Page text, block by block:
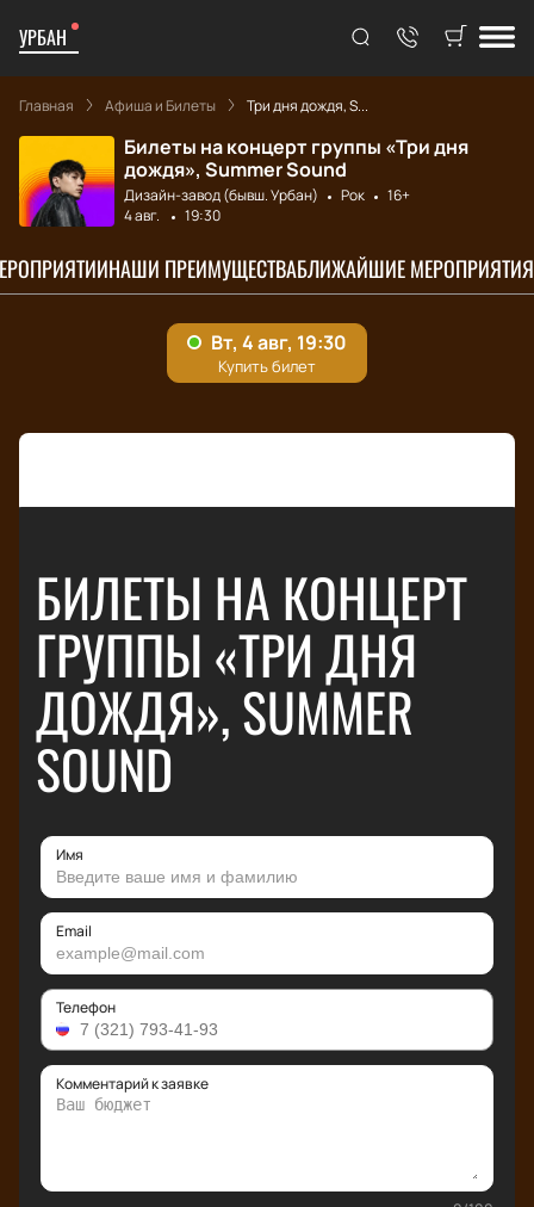
УРБАН
Главная Афиша и Билеты Три дня дождя, S...
Билеты на концерт группы «Три дня
дождя», Summer Sound
Дизайн-завод (бывш. Урбан) Рок
16+
4 авг.
19:30
НАШИ ПРЕИМУЩЕСТВАБЛИЖАЙШИЕ МЕРОПРИЯТИЯ
БИЛЕТЫ НА КОНЦЕРТ
ГРУППЫ «ТРИ ДНЯ
ДОЖДЯ», SUMMER
SOUND
Имя
Email
Телефон
Комментарий к заявке